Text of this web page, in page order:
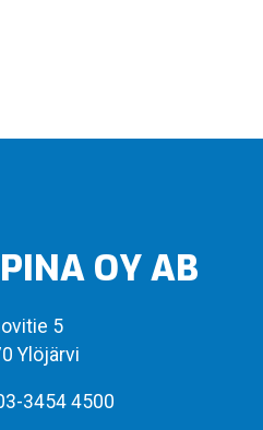
OY AB
5
Ylöjärvi
3454 4500